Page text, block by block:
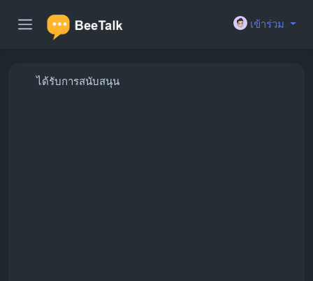
เข้าร่วม
ได้รับการสนับสนุน